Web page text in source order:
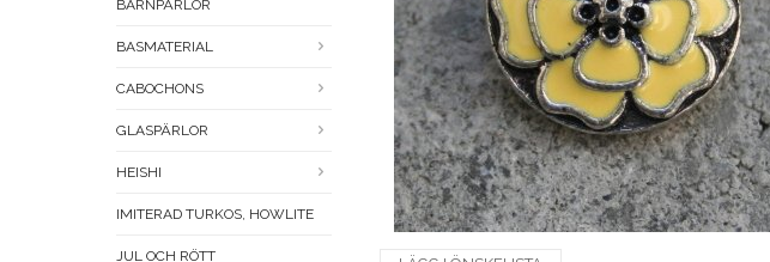
BARNPÄRLOR
BASMATERIAL
CABOCHONS
GLASPÄRLOR
HEISHI
IMITERAD TURKOS, HOWLITE
JUL OCH RÖTT